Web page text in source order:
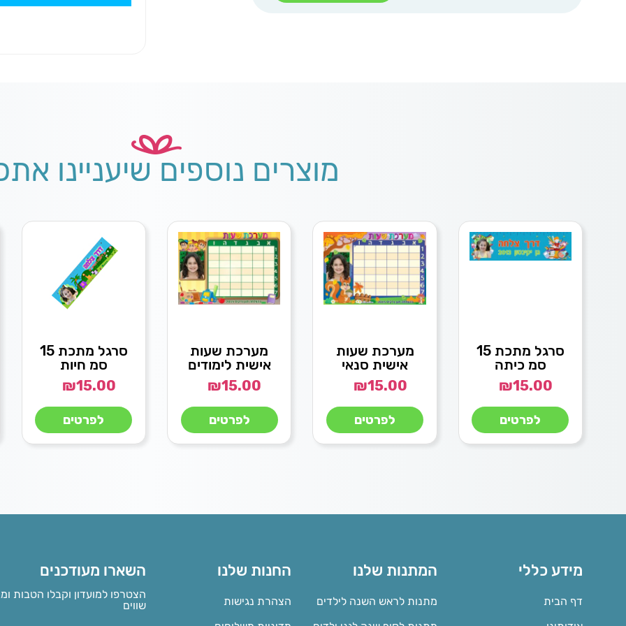
מוצרים נוספים שיעניינו
סרגל מתכת 15
סמ כיתה
₪15.00
לפרטים
מערכת שעות
אישית סנאי
₪15.00
לפרטים
מערכת שעות
אישית לימודים
₪15.00
לפרטים
סרגל מתכת 15
סמ חיות
₪15.00
לפרטים
מידע כללי
דף הבית
המתנות שלנו
מתנות לראש השנה לילדים
החנות שלנו
הצהרת נגישות
השארו מעודכנים
הצטרפו למועדון וקבלו הטבות
שווים